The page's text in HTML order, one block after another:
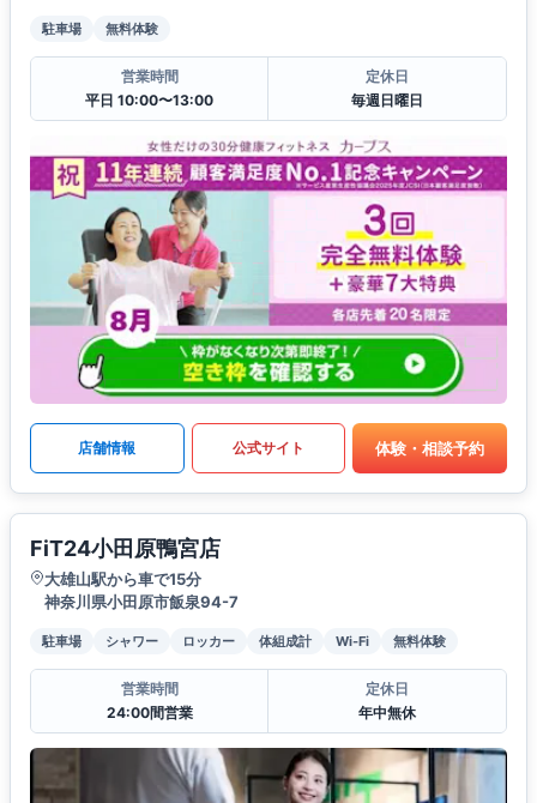
駐車場 無料体験
営業時間
平日 10:00〜13:00
定休日
毎週日曜日
店舗情報 公式サイト 体験・相談予約
FiT24小田原鴨宮店
大雄山駅から車で15分
神奈川県小田原市飯泉94-7
駐車場 シャワー ロッカー 体組成計 Wi-Fi 無料体験
営業時間
24:00間営業
定休日
年中無休